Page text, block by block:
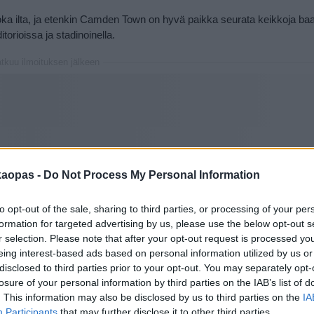
- Do Not Process My Personal Information
opt-out of the sale, sharing to third parties, or processing of your
for targeted advertising by us, please use the below opt-out
selection. Please note that after your opt-out request is processed
interest-based ads based on personal information utilized by us
to third parties prior to your opt-out. You may separately
of your personal information by third parties on the IAB’s list of
This information may also be disclosed by us to third parties on the
ilta, ja etenkin Camden Town on hyvä paikka seurata keikkoja
ja stadinoinella.
liput paikkoihin ja ajanvietteisiin